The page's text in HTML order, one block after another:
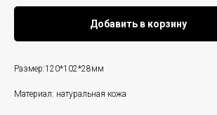
Добавить в корзину
Размер:120*102*28мм
Материал: натуральная кожа